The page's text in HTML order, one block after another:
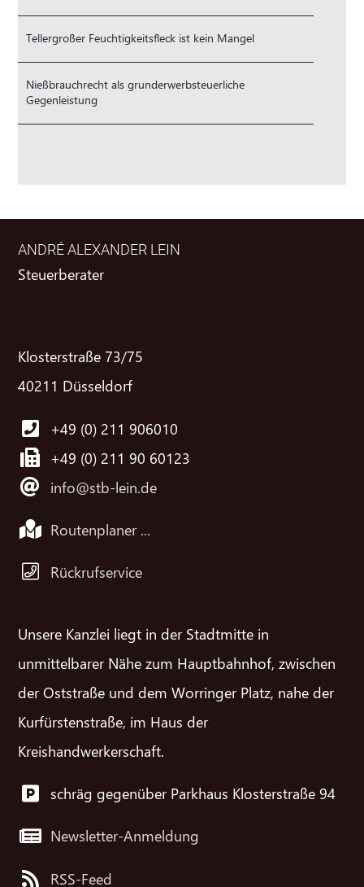
Tellergroßer Feuchtigkeitsfleck ist kein Mangel
Nießbrauchrecht als grunderwerbsteuerliche
Gegenleistung
ANDRÉ ALEXANDER LEIN
Steuerberater
Klosterstraße 73/75
40211 Düsseldorf
+49 (0) 211 906010
+49 (0) 211 90 60123
info@stb-lein.de
Routenplaner ...
Rückrufservice
Unsere Kanzlei liegt in der Stadtmitte in
unmittelbarer Nähe zum Hauptbahnhof, zwischen
der Oststraße und dem Worringer Platz, nahe der
Kurfürstenstraße, im Haus der
Kreishandwerkerschaft.
schräg gegenüber Parkhaus Klosterstraße 94
Newsletter-Anmeldung
RSS-Feed